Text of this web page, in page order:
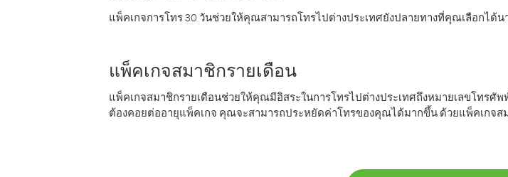
แพ็คเกจการโทร 30 วันช่วยให้คุณสามารถโทรไปต่างประเทศยังปลายทางที่คุณเลือกได้
แพ็คเกจสมาชิกรายเดือน
แพ็คเกจสมาชิกรายเดือนช่วยให้คุณมีอิสระในการโทรไปต่างประเทศถึงหมายเลขโทร
ต้องคอยต่ออายุแพ็คเกจ คุณจะสามารถประหยัดค่าโทรของคุณได้มากขึ้น ด้วยแพ็คเกจส